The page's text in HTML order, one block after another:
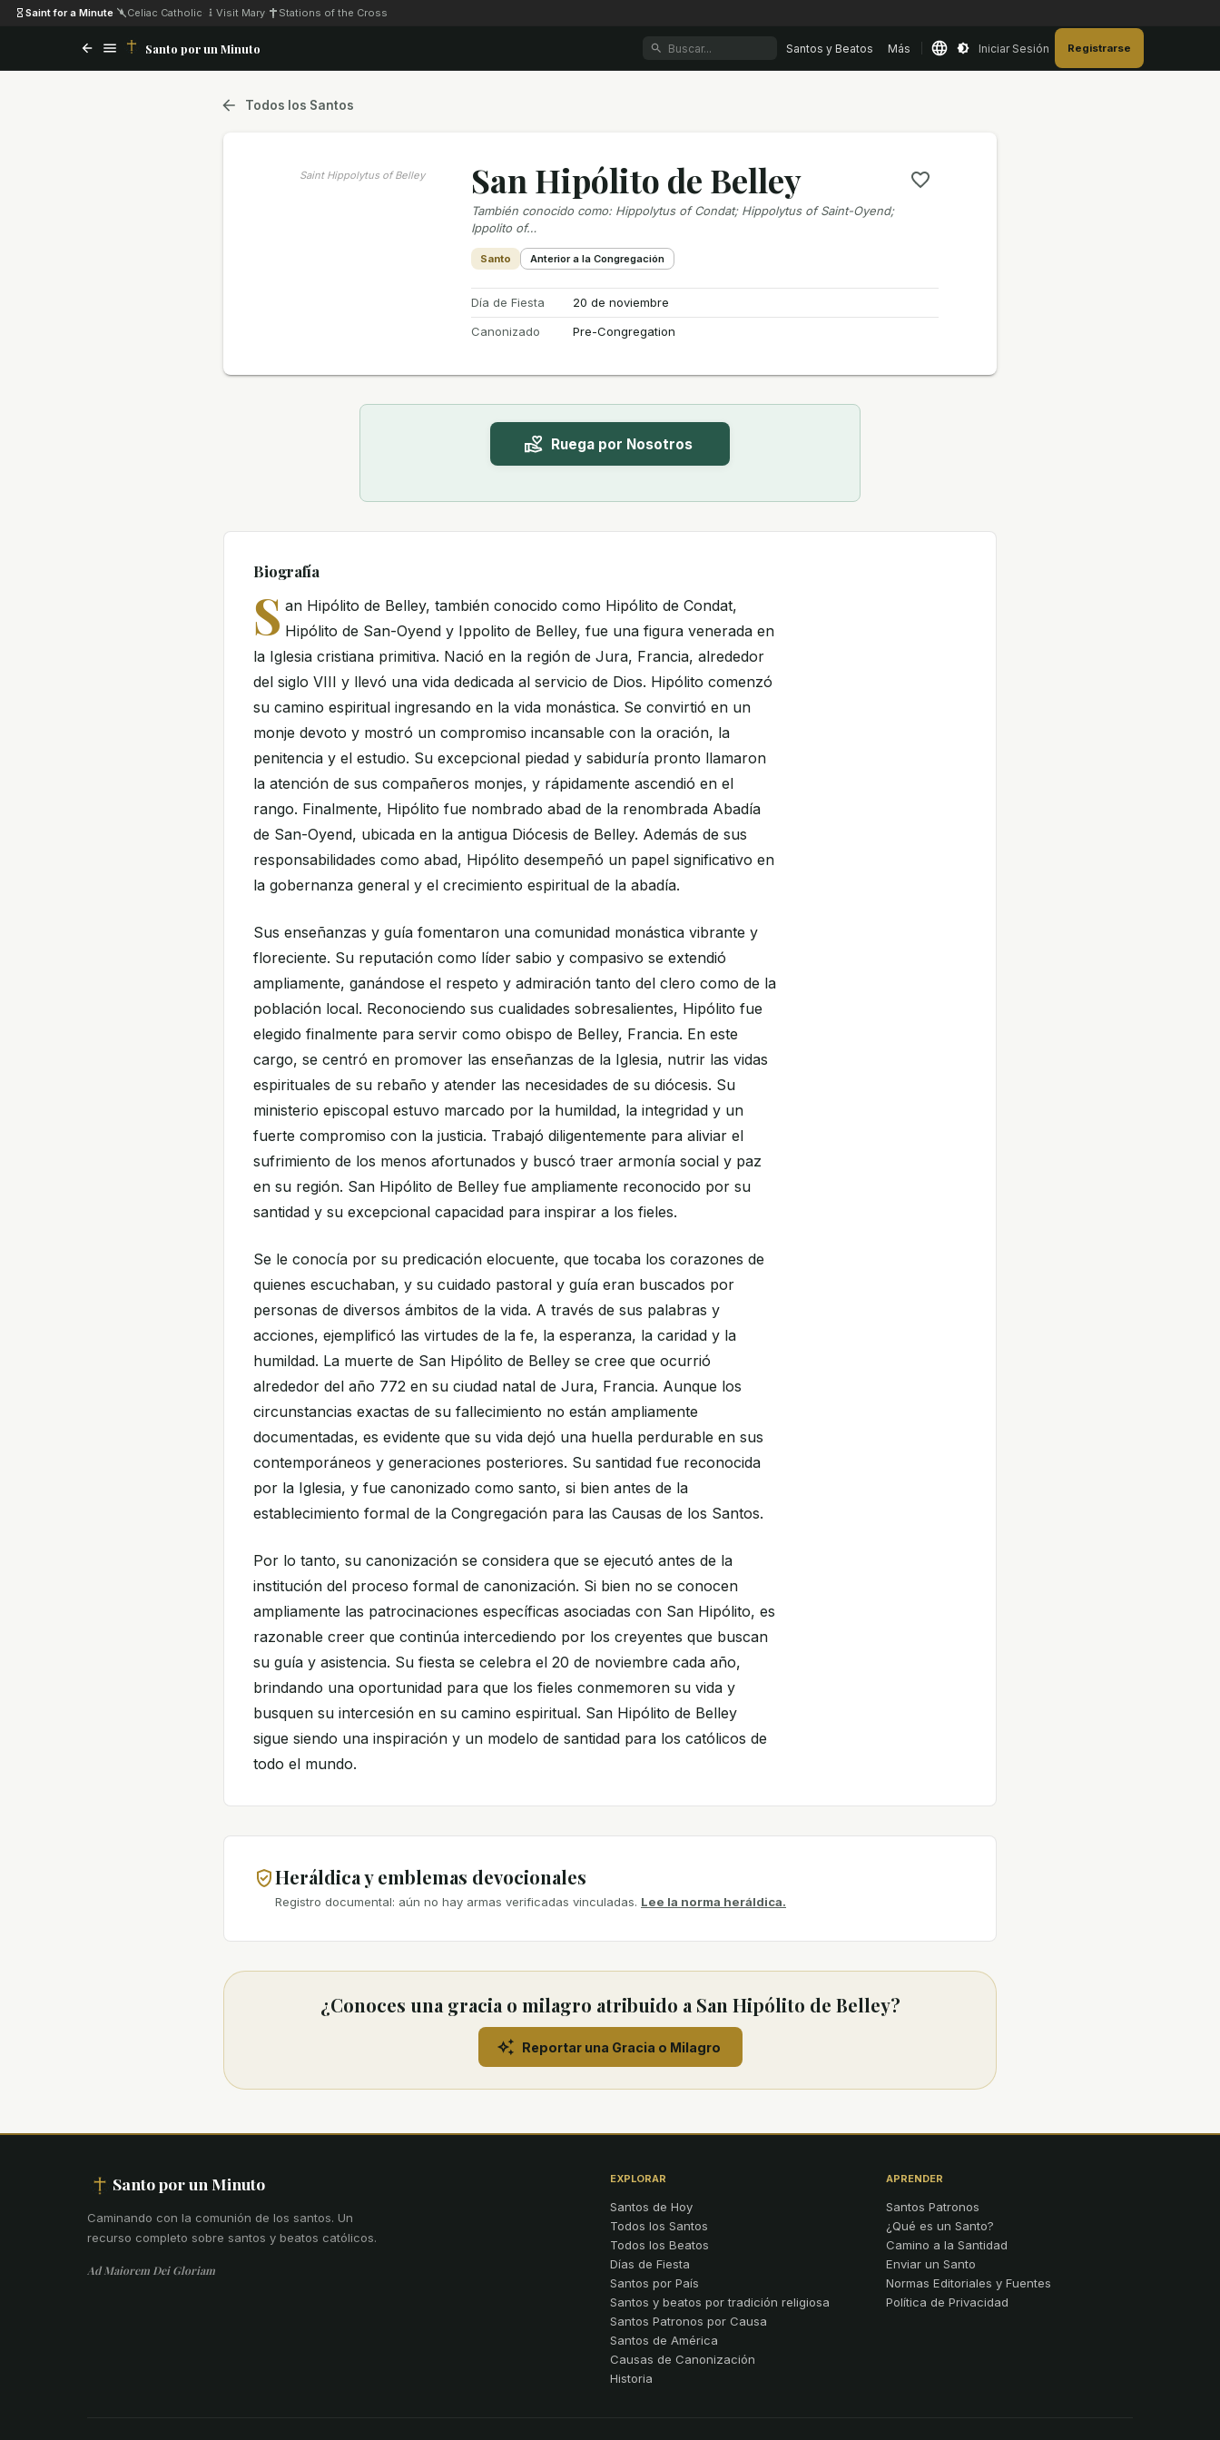
Saint for a Minute Celiac Catholic Visit Mary Stations of the Cross
Santo por un Minuto Santos y Beatos Más Iniciar Sesión Registrarse
Todos los Santos
Saint Hippolytus of Belley San Hipólito de Belley
También conocido como: Hippolytus of Condat; Hippolytus of Saint-Oyend;
Ippolito of…
Santo Anterior a la Congregación
Día de Fiesta
20 de noviembre
Canonizado
Pre-Congregation
Ruega por Nosotros
Biografía
S an Hipólito de Belley, también conocido como Hipólito de Condat,
Hipólito de San-Oyend y Ippolito de Belley, fue una figura venerada en
la Iglesia cristiana primitiva. Nació en la región de Jura, Francia, alrededor
del siglo VIII y llevó una vida dedicada al servicio de Dios. Hipólito comenzó
su camino espiritual ingresando en la vida monástica. Se convirtió en un
monje devoto y mostró un compromiso incansable con la oración, la
penitencia y el estudio. Su excepcional piedad y sabiduría pronto llamaron
la atención de sus compañeros monjes, y rápidamente ascendió en el
rango. Finalmente, Hipólito fue nombrado abad de la renombrada Abadía
de San-Oyend, ubicada en la antigua Diócesis de Belley. Además de sus
responsabilidades como abad, Hipólito desempeñó un papel significativo en
la gobernanza general y el crecimiento espiritual de la abadía.
Sus enseñanzas y guía fomentaron una comunidad monástica vibrante y
floreciente. Su reputación como líder sabio y compasivo se extendió
ampliamente, ganándose el respeto y admiración tanto del clero como de la
población local. Reconociendo sus cualidades sobresalientes, Hipólito fue
elegido finalmente para servir como obispo de Belley, Francia. En este
cargo, se centró en promover las enseñanzas de la Iglesia, nutrir las vidas
espirituales de su rebaño y atender las necesidades de su diócesis. Su
ministerio episcopal estuvo marcado por la humildad, la integridad y un
fuerte compromiso con la justicia. Trabajó diligentemente para aliviar el
sufrimiento de los menos afortunados y buscó traer armonía social y paz
en su región. San Hipólito de Belley fue ampliamente reconocido por su
santidad y su excepcional capacidad para inspirar a los fieles.
Se le conocía por su predicación elocuente, que tocaba los corazones de
quienes escuchaban, y su cuidado pastoral y guía eran buscados por
personas de diversos ámbitos de la vida. A través de sus palabras y
acciones, ejemplificó las virtudes de la fe, la esperanza, la caridad y la
humildad. La muerte de San Hipólito de Belley se cree que ocurrió
alrededor del año 772 en su ciudad natal de Jura, Francia. Aunque los
circunstancias exactas de su fallecimiento no están ampliamente
documentadas, es evidente que su vida dejó una huella perdurable en sus
contemporáneos y generaciones posteriores. Su santidad fue reconocida
por la Iglesia, y fue canonizado como santo, si bien antes de la
establecimiento formal de la Congregación para las Causas de los Santos.
Por lo tanto, su canonización se considera que se ejecutó antes de la
institución del proceso formal de canonización. Si bien no se conocen
ampliamente las patrocinaciones específicas asociadas con San Hipólito, es
razonable creer que continúa intercediendo por los creyentes que buscan
su guía y asistencia. Su fiesta se celebra el 20 de noviembre cada año,
brindando una oportunidad para que los fieles conmemoren su vida y
busquen su intercesión en su camino espiritual. San Hipólito de Belley
sigue siendo una inspiración y un modelo de santidad para los católicos de
todo el mundo.
Heráldica y emblemas devocionales
Registro documental: aún no hay armas verificadas vinculadas. Lee la norma heráldica.
¿Conoces una gracia o milagro atribuido a San Hipólito de Belley?
Reportar una Gracia o Milagro
Santo por un Minuto
Caminando con la comunión de los santos. Un
recurso completo sobre santos y beatos católicos.
Ad Maiorem Dei Gloriam
EXPLORAR
Santos de Hoy
Todos los Santos
Todos los Beatos
Días de Fiesta
Santos por País
Santos y beatos por tradición religiosa
Santos Patronos por Causa
Santos de América
Causas de Canonización
Historia
APRENDER
Santos Patronos
¿Qué es un Santo?
Camino a la Santidad
Enviar un Santo
Normas Editoriales y Fuentes
Política de Privacidad